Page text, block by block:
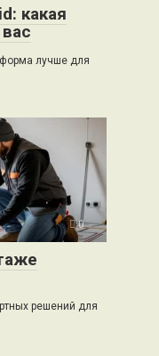
какая
лучше для
0
решений для